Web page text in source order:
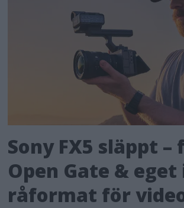
Sony FX5 släppt –
Open Gate &
råformat för